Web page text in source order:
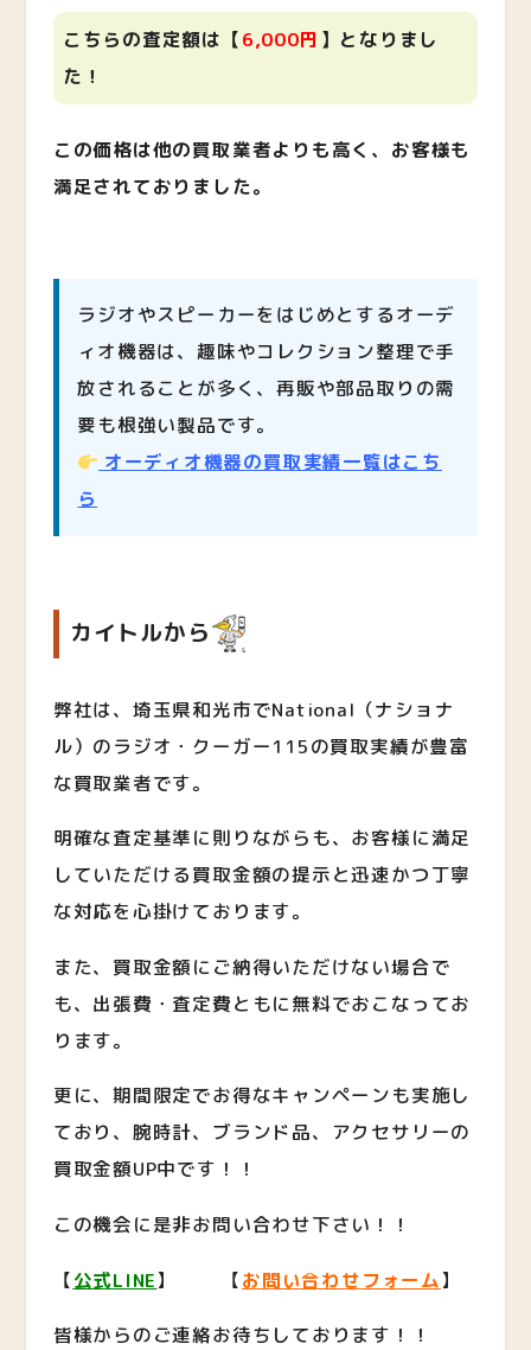
こちらの査定額は【6,000円 】となりまし
た！
この価格は他の買取業者よりも高く、お客様も
満足されておりました。
ラジオやスピーカーをはじめとするオーデ
ィオ機器は、趣味やコレクション整理で手
放されることが多く、再販や部品取りの需
要も根強い製品です。
オーディオ機器の買取実績一覧はこち
ら
カイトルから
弊社は、埼玉県和光市でNational（ナショナ
ル）のラジオ・クーガー115の買取実績が豊富
な買取業者です。
明確な査定基準に則りながらも、お客様に満足
していただける買取金額の提示と迅速かつ丁寧
な対応を心掛けております。
また、買取金額にご納得いただけない場合で
も、出張費・査定費ともに無料でおこなってお
ります。
更に、期間限定でお得なキャンペーンも実施し
ており、腕時計、ブランド品、アクセサリーの
買取金額UP中です！！
この機会に是非お問い合わせ下さい！！
【公式LINE】 【お問い合わせフォーム】
皆様からのご連絡お待ちしております！！